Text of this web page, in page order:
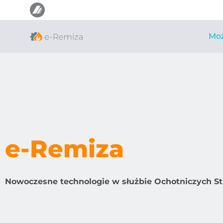
e-Remiza
Nowoczesne technologie w służbie Ochotniczych